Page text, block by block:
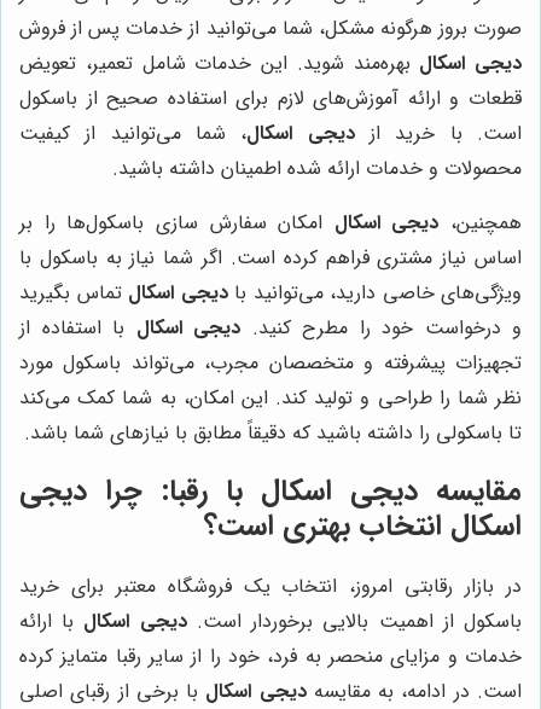
صورت بروز هرگونه مشکل، شما می‌توانید از خدمات پس از فروش
دیجی اسکال بهره‌مند شوید. این خدمات شامل تعمیر، تعویض
قطعات و ارائه آموزش‌های لازم برای استفاده صحیح از باسکول
است. با خرید ازدیجی اسکال، شما می‌توانید از کیفیت
محصولات و خدمات ارائه شده اطمینان داشته باشید.
همچنین، دیجی اسکال امکان سفارش سازی باسکول‌ها را بر
اساس نیاز مشتری فراهم کرده است. اگر شما نیاز به باسکول با
ویژگی‌های خاصی دارید، می‌توانید بادیجی اسکال تماس بگیرید
و درخواست خود را مطرح کنید. دیجی اسکال با استفاده از
تجهیزات پیشرفته و متخصصان مجرب، می‌تواند باسکول مورد
نظر شما را طراحی و تولید کند. این امکان، به شما کمک می‌کند
تا باسکولی را داشته باشید که دقیقاً مطابق با نیازهای شما باشد.
مقایسه دیجی اسکال با رقبا: چرا دیجی
اسکال انتخاب بهتری است؟
در بازار رقابتی امروز، انتخاب یک فروشگاه معتبر برای خرید
باسکول از اهمیت بالایی برخوردار است.دیجی اسکال با ارائه
خدمات و مزایای منحصر به فرد، خود را از سایر رقبا متمایز کرده
است. در ادامه، به مقایسهدیجی اسکال با برخی از رقبای اصلی